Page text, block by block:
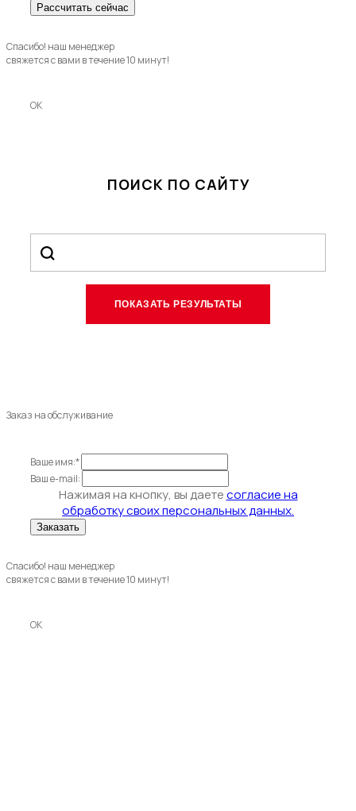
Спасибо! наш менеджер
свяжется с вами в течение 10 минут!
OK
ПОИСК ПО САЙТУ
Заказ на обслуживание
Ваше имя:*
Ваш e-mail:
Нажимая на кнопку, вы даетесогласие на
обработку своих персональных данных.
Спасибо! наш менеджер
свяжется с вами в течение 10 минут!
OK